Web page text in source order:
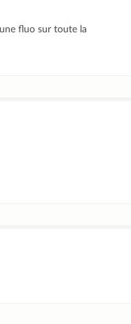
fluo sur toute la